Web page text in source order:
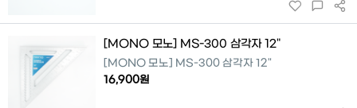
[MONO 모노] MS-300 삼각자 12"
[MONO 모노] MS-300 삼각자 12"
16,900원